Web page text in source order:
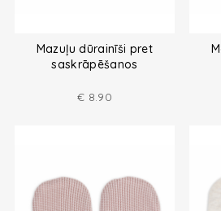
Mazuļu dūrainīši pret
saskrāpēšanos
€ 8.90